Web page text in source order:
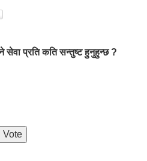
सेवा प्रति कति सन्तुष्ट हुनुहुन्छ ?